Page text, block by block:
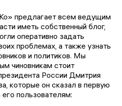
предлагает всем ведущим
иметь собственный блог,
оперативно задать
проблемах, а также узнать
и политиков. Мы
чиновникам стоит
России Дмитрия
которые он сказал в первую
пользователям: